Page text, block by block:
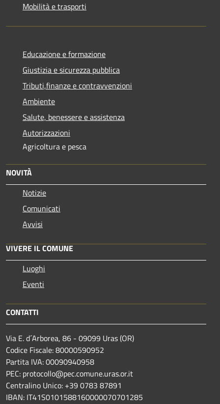
Mobilità e trasporti
Educazione e formazione
Giustizia e sicurezza pubblica
Tributi,finanze e contravvenzioni
Ambiente
Salute, benessere e assistenza
Autorizzazioni
Agricoltura e pesca
NOVITÀ
Notizie
Comunicati
Avvisi
VIVERE IL COMUNE
Luoghi
Eventi
CONTATTI
Via E. d´Arborea, 86 - 09099 Uras (OR)
Codice Fiscale: 80000590952
Partita IVA: 00090940958
PEC: protocollo@pec.comune.uras.or.it
Centralino Unico: +39 0783 87891
IBAN: IT41S0101588160000070701285